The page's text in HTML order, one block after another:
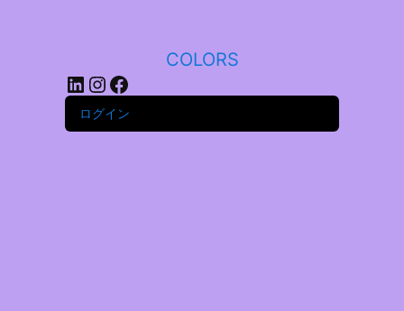
COLORS
LinkedIn
Instagram
Facebook
ログイン